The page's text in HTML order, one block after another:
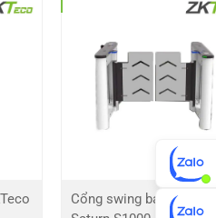
Cổng swing barrier